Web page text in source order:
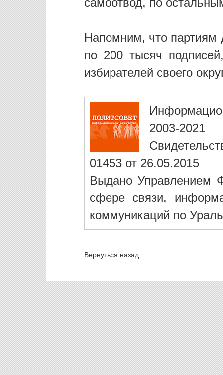
самоотвод, по
Напомним, что партиям
по 200 тысяч
избирателей своего
2003-2021
01453 от 26.05.2015
Выдано Управлением
сфере связи,
коммуникаций по
Вернуться назад